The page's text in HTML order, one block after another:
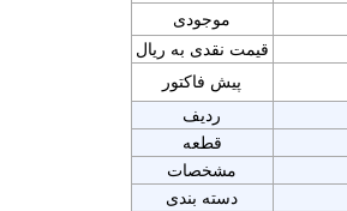
موجودی
قیمت نقدی به ریال
پیش فاکتور
ردیف
قطعه
مشخصات
دسته بندی